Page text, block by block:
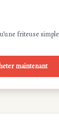
friteuse simple
maintenant